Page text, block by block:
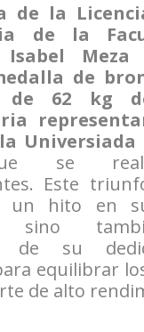
de la
de la
Isabel Meza
de
de 62 kg
Universiada
se
Este
un hito en
sino
de su
equilibrar
de alto